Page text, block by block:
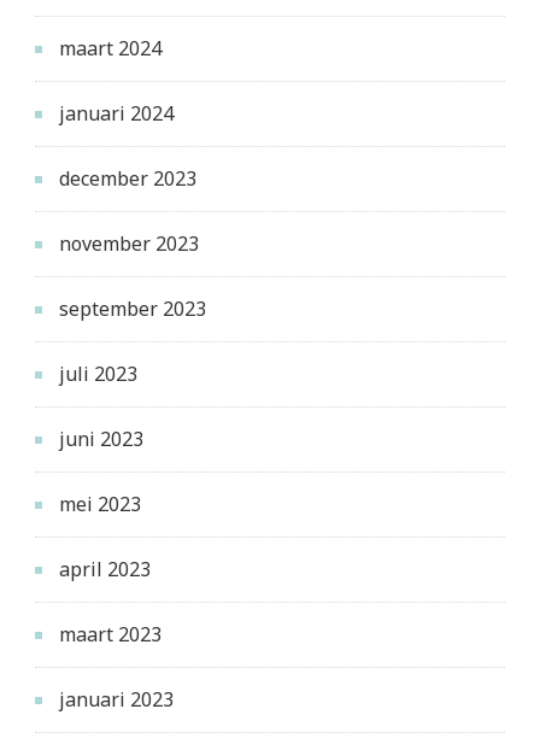
maart 2024
januari 2024
december 2023
november 2023
september 2023
juli 2023
juni 2023
mei 2023
april 2023
maart 2023
januari 2023